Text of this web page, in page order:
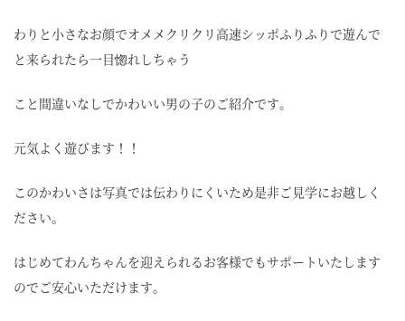
わりと小さなお顔でオメメクリクリ高速シッポふりふりで遊んで
と来られたら一目惚れしちゃう
こと間違いなしでかわいい男の子のご紹介です。
元気よく遊びます！！
このかわいさは写真では伝わりにくいため是非ご見学にお越しく
ださい。
はじめてわんちゃんを迎えられるお客様でもサポートいたします
のでご安心いただけます。